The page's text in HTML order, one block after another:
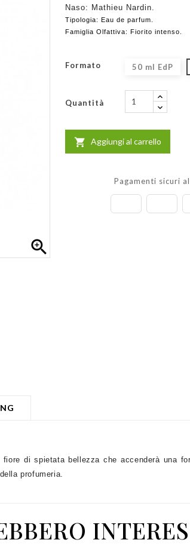

Naso: Mathieu Nardin.
Tipologia: Eau de parfum.
Famiglia Olfattiva: Fiorito intenso.
Formato 50 ml EdP
Quantità
 Aggiungi al carrello
Pagamenti sicuri
di spietata bellezza che accenderà una
profumeria.